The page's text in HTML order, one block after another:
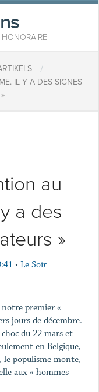
/
IL Y A DES SIGNES
au
a des
»
• Le Soir
premier «
jours de décembre.
du 22 mars et
en Belgique,
populisme monte,
aux « hommes